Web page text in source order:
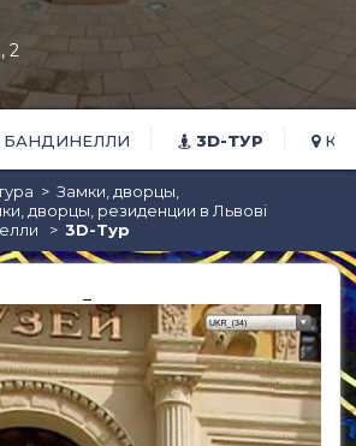
2
3D-ТУР
Замки, дворцы,
дворцы, резиденции в Львові
3D-Тур
та паби